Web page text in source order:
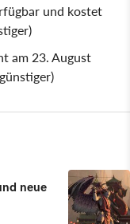
und kostet
am 23. August
neue